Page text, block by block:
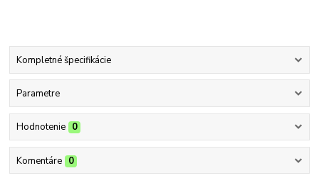
Kompletné špecifikácie
Parametre
Hodnotenie 0
Komentáre 0